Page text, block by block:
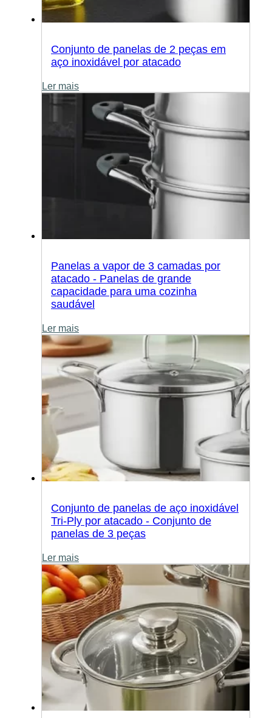
Conjunto de panelas de 2 peças em
aço inoxidável por atacado
Ler mais
Panelas a vapor de 3 camadas por
atacado - Panelas de grande
capacidade para uma cozinha
saudável
Ler mais
Conjunto de panelas de aço inoxidável
Tri-Ply por atacado - Conjunto de
panelas de 3 peças
Ler mais